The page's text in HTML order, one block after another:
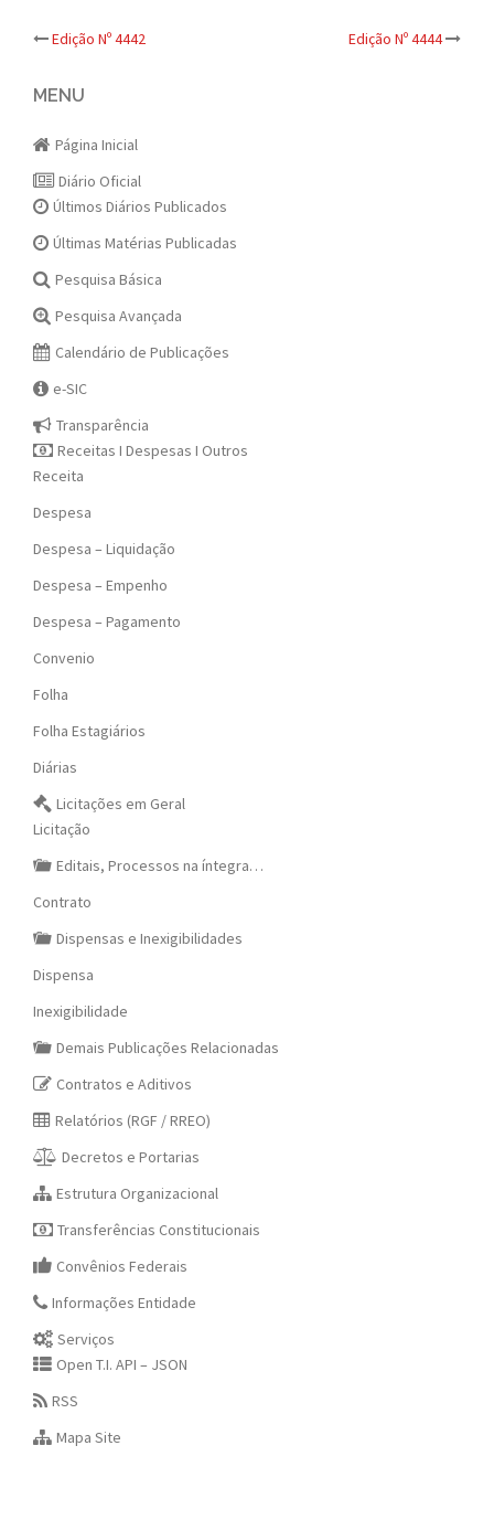
Post
navigation
Edição Nº 4442 Edição Nº 4444
MENU
Página Inicial
Diário Oficial
Últimos Diários Publicados
Últimas Matérias Publicadas
Pesquisa Básica
Pesquisa Avançada
Calendário de Publicações
e-SIC
Transparência
Receitas I Despesas I Outros
Receita
Despesa
Despesa – Liquidação
Despesa – Empenho
Despesa – Pagamento
Convenio
Folha
Folha Estagiários
Diárias
Licitações em Geral
Licitação
Editais, Processos na íntegra…
Contrato
Dispensas e Inexigibilidades
Dispensa
Inexigibilidade
Demais Publicações Relacionadas
Contratos e Aditivos
Relatórios (RGF / RREO)
Decretos e Portarias
Estrutura Organizacional
Transferências Constitucionais
Convênios Federais
Informações Entidade
Serviços
Open T.I. API – JSON
RSS
Mapa Site